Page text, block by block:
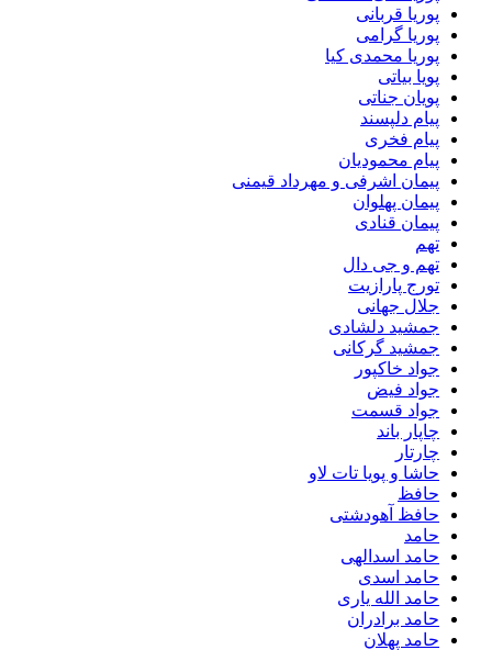
پوریا قربانی
پوریا گرامی
پوریا محمدی کیا
پویا بیاتی
پویان جناتی
پیام دلپسند
پیام فخری
پیام محمودیان
پیمان اشرفی و مهرداد قیمنی
پیمان پهلوان
پیمان قنادی
تهم
تهم و جی دال
تورج پارازیت
جلال جهانی
جمشید دلشادی
جمشید گرکانی
جواد خاکپور
جواد فیض
جواد قسمت
چاپار باند
چارتار
حاشا و پویا تات لاو
حافظ
حافظ آهودشتی
حامد
حامد اسدالهی
حامد اسدی
حامد الله یاری
حامد برادران
حامد پهلان